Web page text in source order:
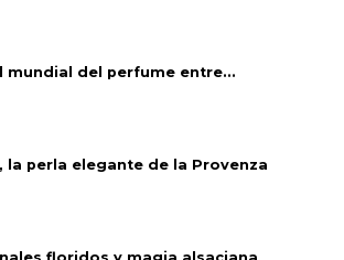
mundial del perfume entre...
la perla elegante de la Provenza